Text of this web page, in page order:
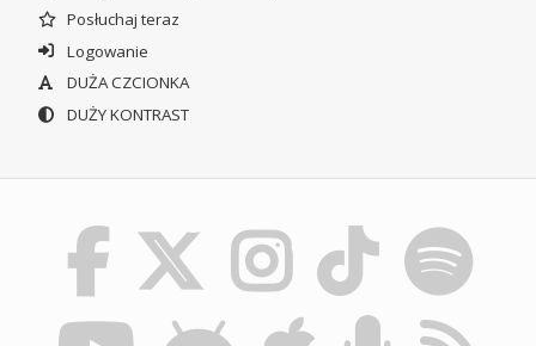
Posłuchaj teraz
Logowanie
DUŻA CZCIONKA
DUŻY KONTRAST